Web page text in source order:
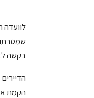
לוועדה
שמטרתו
בקשה
הקמת